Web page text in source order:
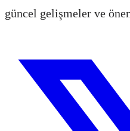
güncel gelişmeler ve